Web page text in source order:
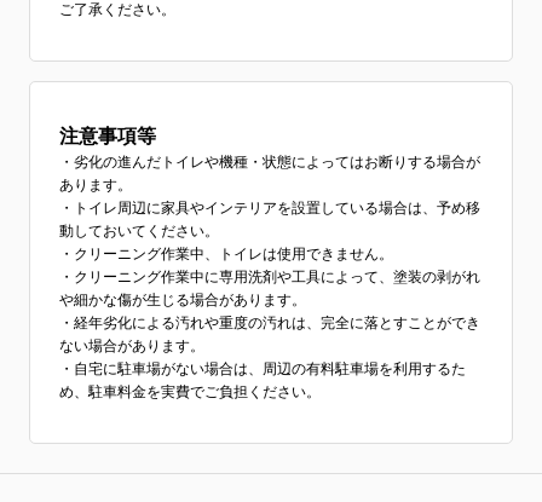
ご了承ください。
注意事項等
・劣化の進んだトイレや機種・状態によってはお断りする場合が
あります。
・トイレ周辺に家具やインテリアを設置している場合は、予め移
動しておいてください。
・クリーニング作業中、トイレは使用できません。
・クリーニング作業中に専用洗剤や工具によって、塗装の剥がれ
や細かな傷が生じる場合があります。
・経年劣化による汚れや重度の汚れは、完全に落とすことができ
ない場合があります。
・自宅に駐車場がない場合は、周辺の有料駐車場を利用するた
め、駐車料金を実費でご負担ください。